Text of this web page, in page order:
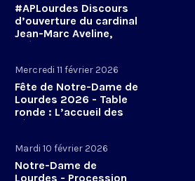
#APLourdes Discours
d’ouverture du cardinal
Jean-Marc Aveline,
président de la CEF -
Mercredi 11 février 2026
Fête de Notre-Dame de
Lourdes 2026 - Table
ronde : L’accueil des
pèlerins, aujourd’hui et
Mardi 10 février 2026
Notre-Dame de
Lourdes - Procession